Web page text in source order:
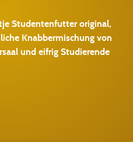
Studentenfutter original,
Knabbermischung von
und eifrig Studierende